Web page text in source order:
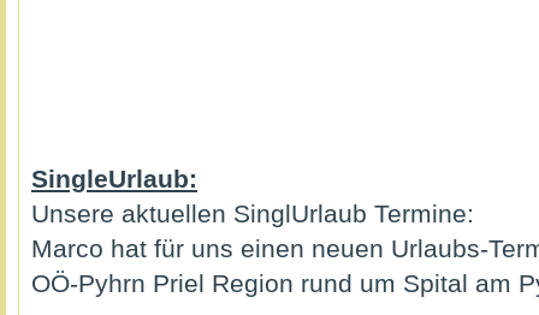
SingleUrlaub:
Unsere aktuellen SinglUrlaub Termine:
Marco hat für uns einen neuen Urlaubs-
OÖ-Pyhrn Priel Region rund um Spital am